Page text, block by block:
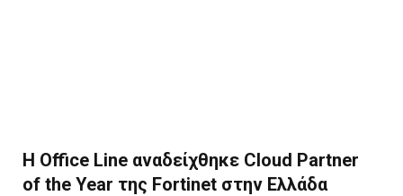
Η Office Line αναδείχθηκε Cloud Partner
of the Year της Fortinet στην Ελλάδα